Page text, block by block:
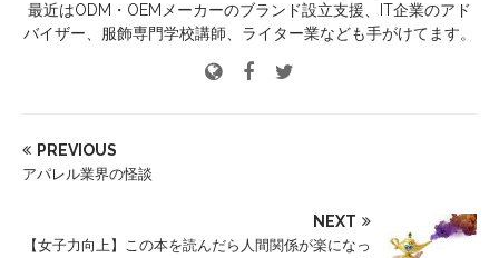
最近はODM・OEMメーカーのブランド設立支援、IT企業のアド
バイザー、服飾専門学校講師、ライター業なども手がけてます。
PREVIOUS
アパレル業界の怪談
NEXT
【女子力向上】この本を読んだら人間関係が楽になっ